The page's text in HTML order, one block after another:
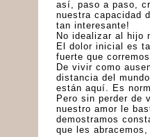
así, paso a paso,
nuestra capacidad
tan interesante!
No idealizar al hijo
El dolor inicial es
fuerte que
De vivir como
distancia del
están aquí. Es
Pero sin perder de
nuestro amor le
demostramos
que les